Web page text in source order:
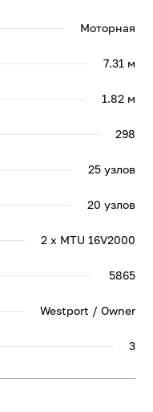
Моторная
7.31 м
1.82 м
298
25 узлов
20 узлов
2 x MTU 16V2000
5865
Westport / Owner
3